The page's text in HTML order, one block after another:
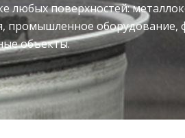
любых поверхностей:
промышленное оборудование,
объекты.